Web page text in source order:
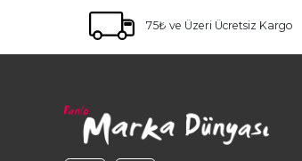
75₺ ve Üzeri Ücretsiz Kargo